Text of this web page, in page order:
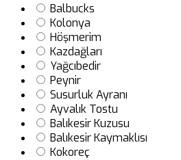
Balbucks
Kolonya
Höşmerim
Kazdağları
Yağcıbedir
Peynir
Susurluk Ayranı
Ayvalık Tostu
Balıkesir Kuzusu
Balıkesir Kaymaklısı
Kokoreç